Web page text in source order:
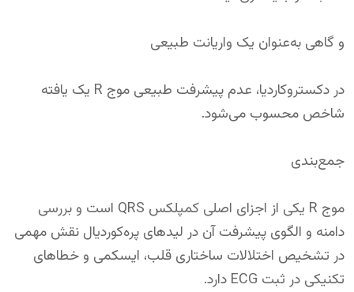
و گاهی به‌عنوان یک واریانت طبیعی
در دکستروکاردیا، عدم پیشرفت طبیعی موج R یک یافته
شاخص محسوب می‌شود.
جمع‌بندی
موج R یکی از اجزای اصلی کمپلکس QRS است و بررسی
دامنه و الگوی پیشرفت آن در لیدهای پره‌کوردیال نقش مهمی
در تشخیص اختلالات ساختاری قلب، ایسکمی و خطاهای
تکنیکی در ثبت ECG دارد.